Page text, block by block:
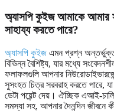
অ্যাসপি কুইজ আমাকে আমার
সাহায্য করতে পারে?
অ্যাসপি কুইজ এমন প্রশ্ন অন্তর্ভুক্ত
বিভিন্ন বৈশিষ্ট্য, যার মধ্যে
ফলাফলগুলি আপনার
সুসংহত চিত্র সরবরাহ করতে পারে,
ডেটা পয়েন্ট দেয়। ঐচ্ছিক এআই-
সমস্যা সহ, আপনার দৈনন্দিন জীবনে